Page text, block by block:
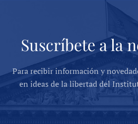
Suscríbete a la
Para recibir información y
en ideas de la libertad del